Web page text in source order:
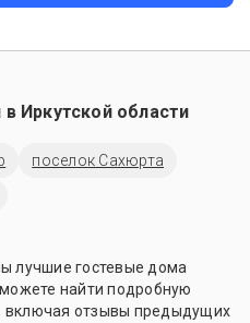
в Иркутской области
поселок Сахюрта
лучшие гостевые дома
найти подробную
отзывы предыдущих